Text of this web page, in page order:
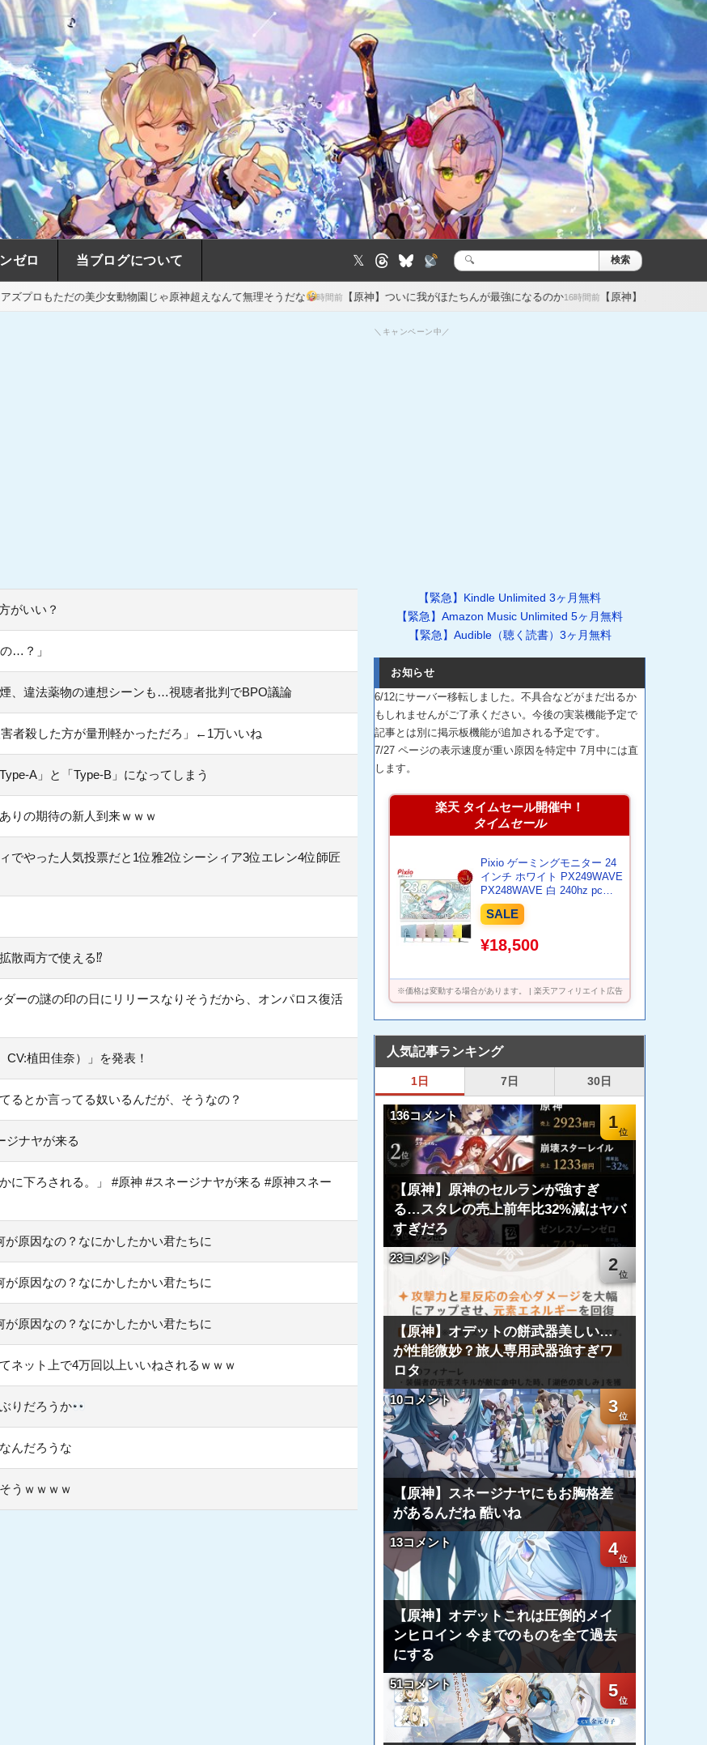
ゼロ 当ブログについて 𝕏
検
検索
女動物園じゃ原神超えなんて無理そうだな 15時間前【原神】ついに我がほたちんが最強になるのか16時間前【原神】 新聖遺物はオデット用と7.1のヴ
がいい？
…？」
、違法薬物の連想シーンも…視聴者批判でBPO議論
者殺した方が量刑軽かっただろ」←1万いいね
A」と「Type-B」になってしまう
りの期待の新人到来ｗｗｗ
でやった人気投票だと1位雅2位シーシィア3位エレン4位師匠
散両方で使える⁉
ーの謎の印の日にリリースなりそうだから、オンパロス復活
CV:植田佳奈）」を発表！
るとか言ってる奴いるんだが、そうなの？
ジナヤが来る
に下ろされる。」 #原神 #スネージナヤが来る #原神スネー
が原因なの？なにかしたかい君たちに
が原因なの？なにかしたかい君たちに
が原因なの？なにかしたかい君たちに
ネット上で4万回以上いいねされるｗｗｗ
りだろうか
んだろうな
うｗｗｗｗ
＼キャンペーン中／
【緊急】Kindle Unlimited 3ヶ月無料
【緊急】Amazon Music Unlimited 5ヶ月無料
【緊急】Audible（聴く読書）3ヶ月無料
お知らせ
6/12にサーバー移転しました。不具合などがまだ出るか
もしれませんがご了承ください。今後の実装機能予定で
記事とは別に掲示板機能が追加される予定です。
7/27 ページの表示速度が重い原因を特定中 7月中には直
します。
楽天 タイムセール開催中！
タイムセール
Pixio ゲーミングモニター 24
インチ ホワイト PX249WAVE
PX248WAVE 白 240hz pcモ
ニター 120Hz 144Hz 165Hz
対応 モニター ピンク ブルー
ベージュ フルHD IPS HDR ノ
ングレア スピーカー内蔵
大5年保証】
SALE
¥18,500
※価格は変動する場合があります。 | 楽天アフィリエイト広告
人気記事ランキング
1日 7日 30日
1
136コメント
【原神】原神のセルランが強すぎ
る…スタレの売上前年比32%減はヤバ
すぎだろ
2
23コメント
【原神】オデットの餅武器美しい…
が性能微妙？旅人専用武器強すぎワ
ロタ
3
10コメント
【原神】スネージナヤにもお胸格差
があるんだね 酷いね
4
13コメント
【原神】オデットこれは圧倒的メイ
ンヒロイン 今までのものを全て過去
にする
5
51コメント